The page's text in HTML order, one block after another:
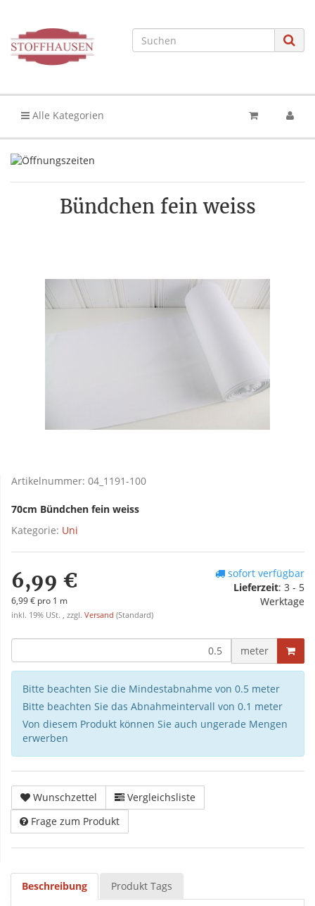
Alle Kategorien
Bündchen fein weiss
Artikelnummer: 04_1191-100
70cm Bündchen fein weiss
Kategorie: Uni
6,99 €
6,99 € pro 1 m
inkl. 19% USt. , zzgl. Versand (Standard)
sofort verfügbar
Lieferzeit: 3 - 5
Werktage
meter
Bitte beachten Sie die Mindestabnahme von 0.5 meter
Bitte beachten Sie das Abnahmeintervall von 0.1 meter
Von diesem Produkt können Sie auch ungerade Mengen
erwerben
Wunschzettel
Vergleichsliste
Frage zum Produkt
Beschreibung Produkt Tags